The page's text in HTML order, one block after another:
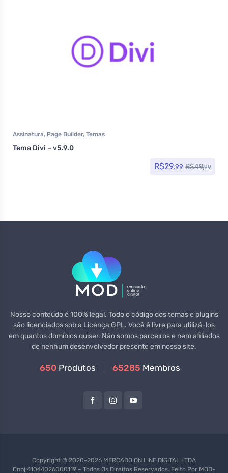
Assinatura, Page Builder, Temas
Tema Divi – v5.9.0
R$29,99 R$49,99
Nosso conteúdo é 100% legal. Todo o código dos temas e plugins
são licenciados sob a Licença GPL. Você é livre para utilizá-los
em quantos domínios quiser. Não somos parceiros e nem afiliados
de nenhum desenvolvedor presente em nosso site.
650 Produtos 65285 Membros
Copyright © 2020-2026 MERCADO ON LINE DIGITAL LTDA
Cnpj:41044026000119 – Todos Os Direitos Reservados. Feito Por MOD-